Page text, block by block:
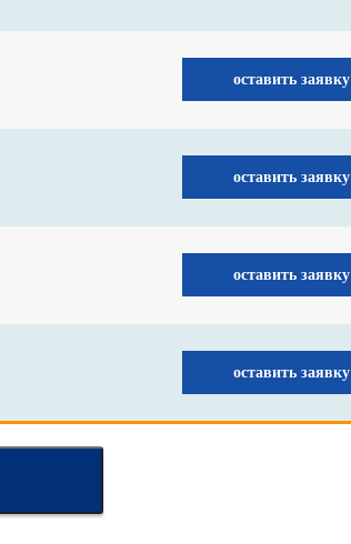
оставить заявку
оставить заявку
оставить заявку
оставить заявку